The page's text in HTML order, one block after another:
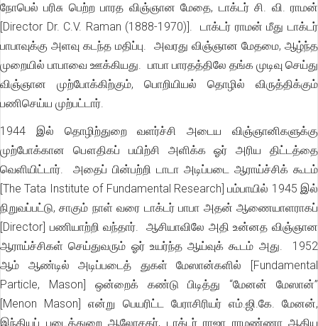
நோபெல் பரிசு பெற்ற பாரத விஞ்ஞான மேதை, டாக்டர் சி. வி. ராமன்
[Director Dr. C.V. Raman (1888-1970)]. டாக்டர் ராமன் மீது டாக்டர்
பாபாவுக்கு அளவு கடந்த மதிப்பு. அவரது விஞ்ஞான மேதமை, ஆழ்ந்த
முறையில் பாபாவை ஊக்கியது. பாபா பாரதத்திலே தங்க முடிவு செய்து
விஞ்ஞான முற்போக்கிற்கும், பொறியியல் தொழில் விருத்திக்கும்
பணிசெய்ய முற்பட்டார்.
1944 இல் தொழிற்துறை வளர்ச்சி அடைய விஞ்ஞானிகளுக்கு
முற்போக்கான பௌதிகப் பயிற்சி அளிக்க ஓர் அரிய திட்டத்தை
வெளியிட்டார். அதைப் பின்பற்றி டாடா அடிப்படை ஆராய்ச்சிக் கூடம்
[The Tata Institute of Fundamental Research] பம்பாயில் 1945 இல்
நிறுவப்பட்டு, சாகும் நாள் வரை டாக்டர் பாபா அதன் ஆணையாளராகப்
[Director] பணியாற்றி வந்தார். ஆசியாவிலே அதி உன்னத விஞ்ஞான
ஆராய்ச்சிகள் செய்துவரும் ஓர் உயர்ந்த ஆய்வுக் கூடம் அது. 1952
ஆம் ஆண்டில் அடிப்படைத் துகள் மேஸான்களில் [Fundamental
Particle, Mason] ஒன்றைக் கண்டு பிடித்து “மேனன் மேஸான்”
[Menon Mason] என்று பெயரிட்ட பேராசிரியர் எம்.ஜி.கே. மேனன்,
இந்தியப் படைத்துறை ஆலோசகர், டாக்டர் ராஜா ராமண்ணா ஆகிய